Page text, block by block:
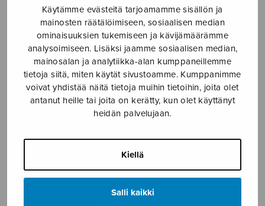
Käytämme evästeitä tarjoamamme sisällön ja
mainosten räätälöimiseen, sosiaalisen median
ominaisuuksien tukemiseen ja kävijämäärämme
analysoimiseen. Lisäksi jaamme sosiaalisen median,
mainosalan ja analytiikka-alan kumppaneillemme
tietoja siitä, miten käytät sivustoamme. Kumppanimme
voivat yhdistää näitä tietoja muihin tietoihin, joita olet
antanut heille tai joita on kerätty, kun olet käyttänyt
heidän palvelujaan.
Kiellä
Salli kaikki
YKSINLAULU
YLEINEN
Sulasol nuottikauppa
Myymälä avoinna
ma–pe klo 10–16 tai sopimuksen mukaan